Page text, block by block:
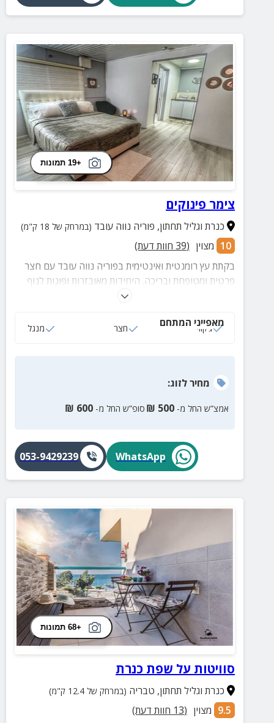
+19 תמונות
צימר פינוקים
כנרת וגליל תחתון, פוריה נווה עובד (במרחק של 18 ק"מ)
10 מצוין (
39 חוות דעת)
בקתת עץ רומנטית ואינטימית בפוריה נווה עובד עם חצר
פרטית ומטופחת ובריכה. היחידות מאובזרות ופונות לנוף
מאפייני המתחם
ג‘קוזי חצר מנגל
מחירלזוג:
אמצ”ש החל מ- 500
₪ סופ”ש החל מ- 600
₪
WhatsApp
053-9429239
+68 תמונות
סוויטות על שפת כנרת
כנרת וגליל תחתון, טבריה (במרחק של 12.4 ק"מ)
9.5 מצוין (
13 חוות דעת)